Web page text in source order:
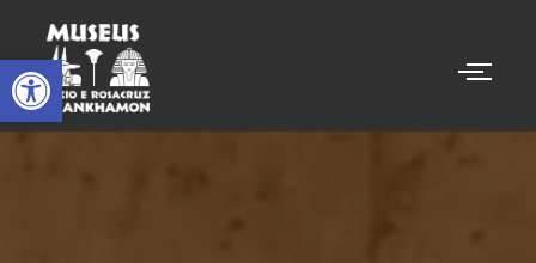
Abrir a barra de ferramentas